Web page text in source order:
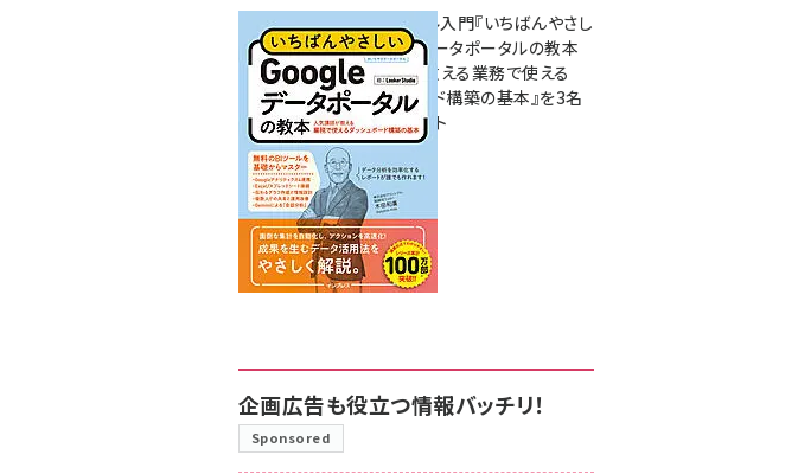
無料BIツール入門『いちばんやさし
いGoogleデータポータルの教本
人気講師が教える業務で使える
ダッシュボード構築の基本』を3名
様にプレゼント
7月31日 10:00
企画広告も役立つ情報バッチリ！
Sponsored